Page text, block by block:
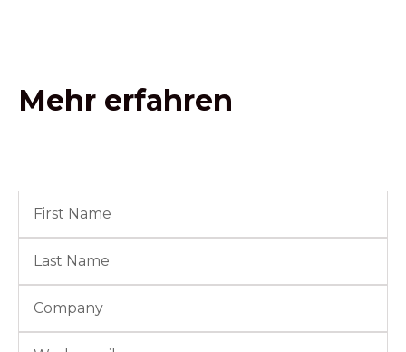
Mehr erfahren